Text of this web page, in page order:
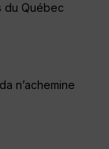
du Québec
n’achemine